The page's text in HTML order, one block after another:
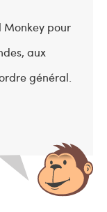
Monkey pour
aux
général.